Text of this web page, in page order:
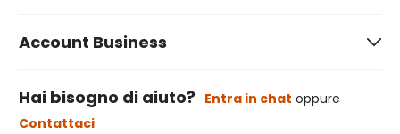
Account Business
Hai bisogno di aiuto? Entra in chat oppure
Contattaci